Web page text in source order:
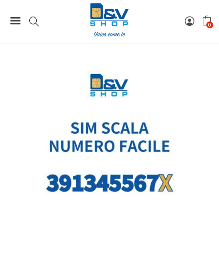
0
SIM Tre Numero Facile Scala 391345567X Da Attivare